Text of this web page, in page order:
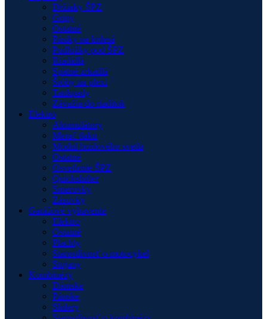
Držiaky ŠPZ
Gripy
Ostatné
Pásiky na kolesá
Podložky pod ŠPZ
Riadidlá
Spätné zrkadlá
Šróby na plexi
Tankpady
Závažia do riaditok
Elektro
Akumulátory
Merač tlaku
Modul brzdového svetla
Ostatné
Osvetlenie ŠPZ
Quickshifter
Smerovky
Zásuvky
Garážové vybavenie
Elektro
Ostatné
Plachty
Starostlivosť o motocykel
Stojany
Kombinézy
Dámske
Pánske
Slidery